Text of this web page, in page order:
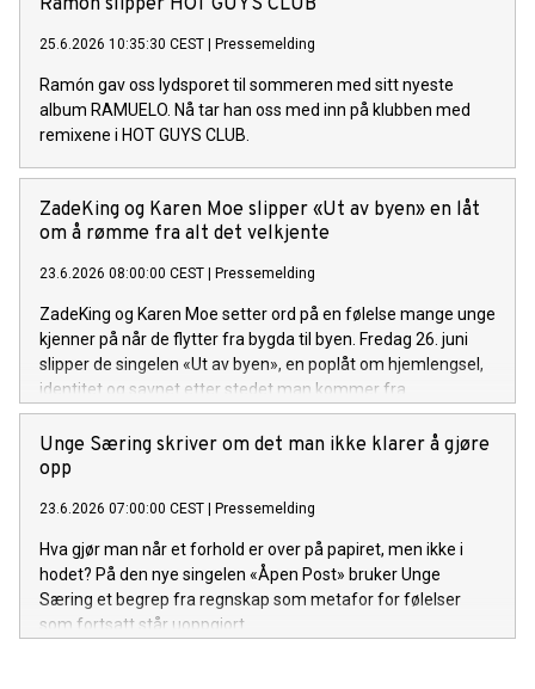
Ramón slipper HOT GUYS CLUB
25.6.2026 10:35:30 CEST Pressemelding
Ramón gav oss lydsporet til sommeren med sitt nyeste
album RAMUELO. Nå tar han oss med inn på klubben med
remixene i HOT GUYS CLUB.
ZadeKing og Karen Moe slipper «Ut av byen» en låt
om å rømme fra alt det velkjente
23.6.2026 08:00:00 CEST Pressemelding
ZadeKing og Karen Moe setter ord på en følelse mange unge
kjenner på når de flytter fra bygda til byen. Fredag 26. juni
slipper de singelen «Ut av byen», en poplåt om hjemlengsel,
identitet og savnet etter stedet man kommer fra.
Unge Særing skriver om det man ikke klarer å gjøre
opp
23.6.2026 07:00:00 CEST Pressemelding
Hva gjør man når et forhold er over på papiret, men ikke i
hodet? På den nye singelen «Åpen Post» bruker Unge
Særing et begrep fra regnskap som metafor for følelser
som fortsatt står uoppgjort.